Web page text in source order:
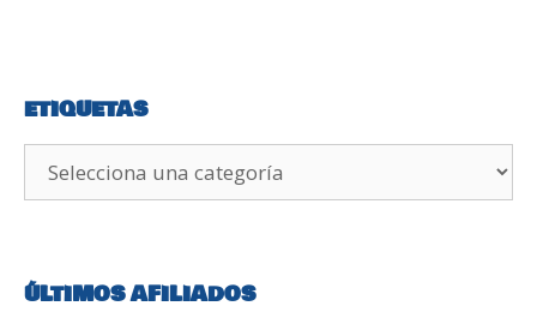
ETIQUETAS
ÚLTIMOS AFILIADOS